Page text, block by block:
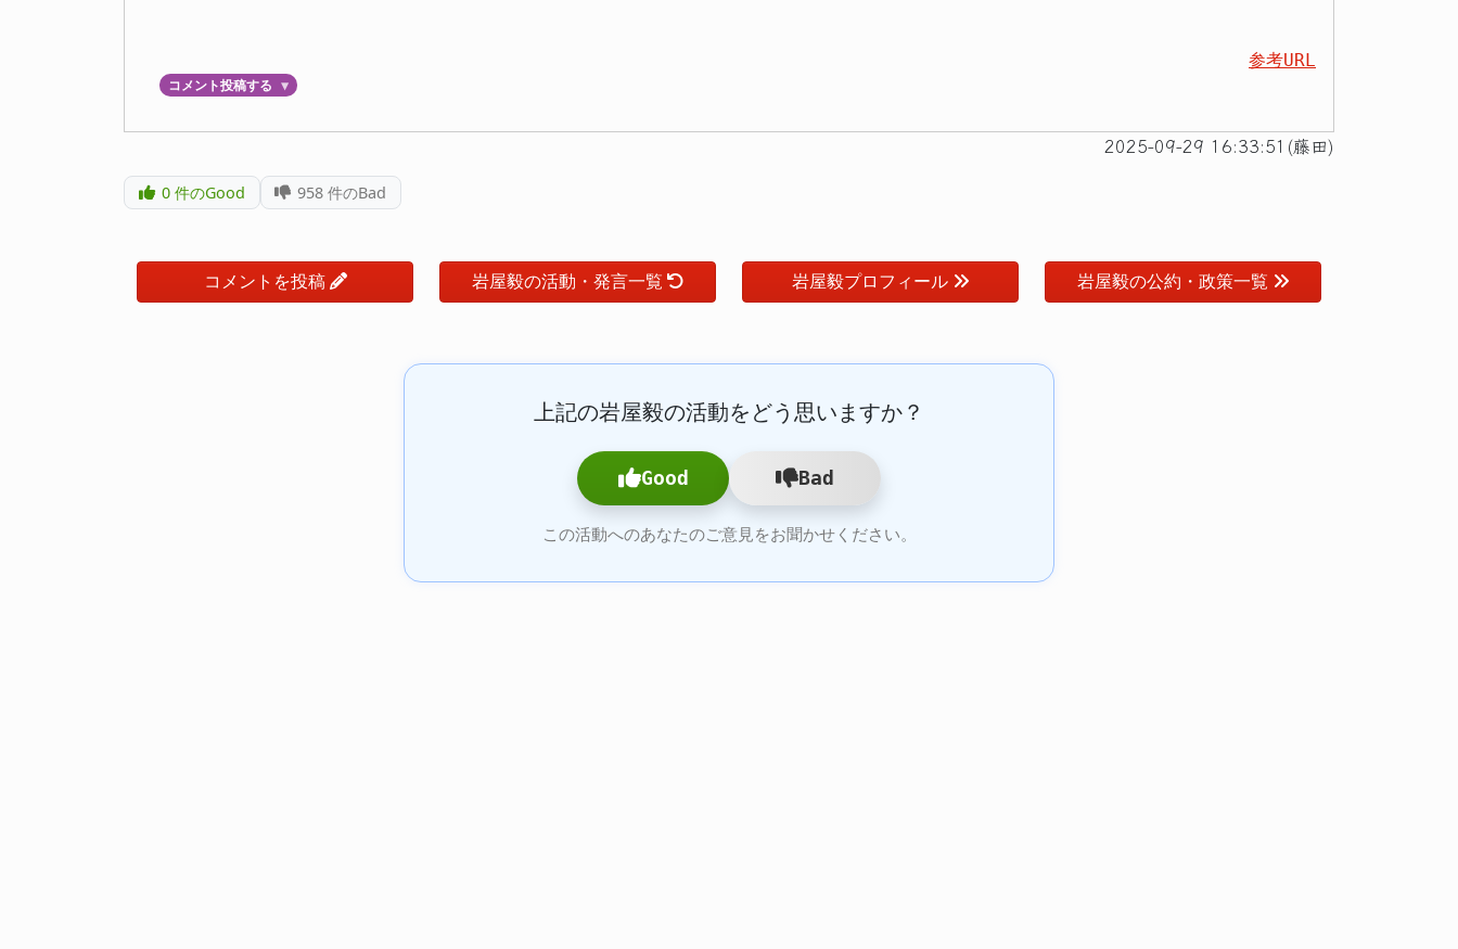
参考URL
コメント投稿する ▼
2025-09-29 16:33:51(藤田)
0件のGood 958 件のBad
コメントを投稿 岩屋毅の活動・発言一覧 岩屋毅プロフィール 岩屋毅の公約・政策一覧
上記の岩屋毅の活動をどう思いますか？
Good Bad
この活動へのあなたのご意見をお聞かせください。